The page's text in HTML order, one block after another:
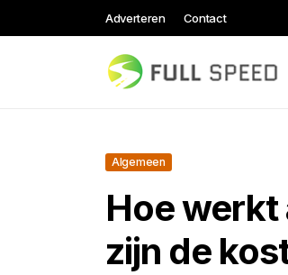
Adverteren Contact
Algemeen
Hoe werkt
zijn de